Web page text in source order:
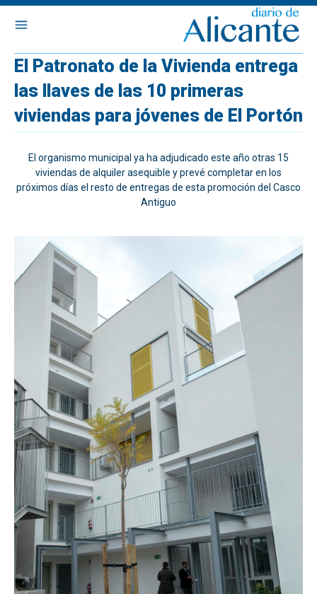
El Patronato de la Vivienda entrega
las llaves de las 10 primeras
viviendas para jóvenes de El Portón
El organismo municipal ya ha adjudicado este año otras 15
viviendas de alquiler asequible y prevé completar en los
próximos días el resto de entregas de esta promoción del Casco
Antiguo